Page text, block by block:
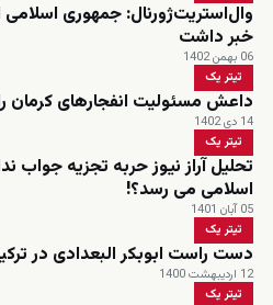
وال‌استریت‌ژورنال: جمهوری
خبر داشت
06 بهمن 1402
تیتر یک
داعش مسئولیت انفجارهای کرمان
14 دی 1402
تیتر یک
تحلیل آراز نیوز حربه تجزیه جواب
اسلامی می رسد؟!
05 آبان 1401
تیتر یک
دست راست ابوبکر البعدادی در
12 اردیبهشت 1400
تیتر یک